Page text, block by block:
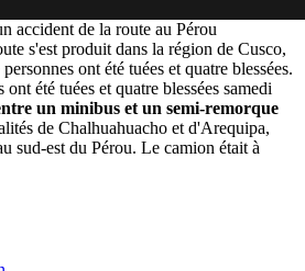
accident de la route au Pérou
s'est produit dans la région de Cusco,
ont été tuées et quatre blessées.
été tuées et quatre blessées samedi
un minibus et un semi-remorque
de Chalhuahuacho et d'Arequipa,
sud-est du Pérou. Le camion était à